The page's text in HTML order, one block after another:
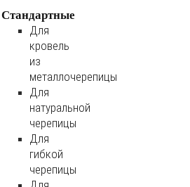
Стандартные
Для
кровель
из
металлочерепицы
Для
натуральной
черепицы
Для
гибкой
черепицы